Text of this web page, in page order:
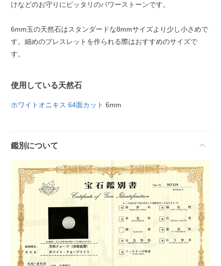
けなどのお守りにピッタリのパワーストーンです。
6mm玉の天然石はスタンダードな8mmサイズより少し小さめで
す。細めのブレスレットを作られる際はおすすめのサイズで
す。
使用している天然石
ホワイトオニキス 64面カット 6mm
鑑別について